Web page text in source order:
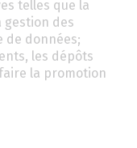
telles que la
gestion des
de données;
les dépôts
la promotion